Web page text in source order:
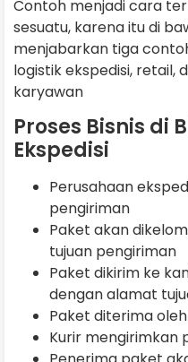
Contoh menjadi cara
sesuatu, karena itu di
menjabarkan tiga
logistik ekspedisi, retail,
karyawan
Proses Bisnis di
Ekspedisi
Perusahaan
pengiriman
Paket akan
tujuan pengiriman
Paket dikirim ke
dengan alamat
Paket diterima
Kurir mengirimkan